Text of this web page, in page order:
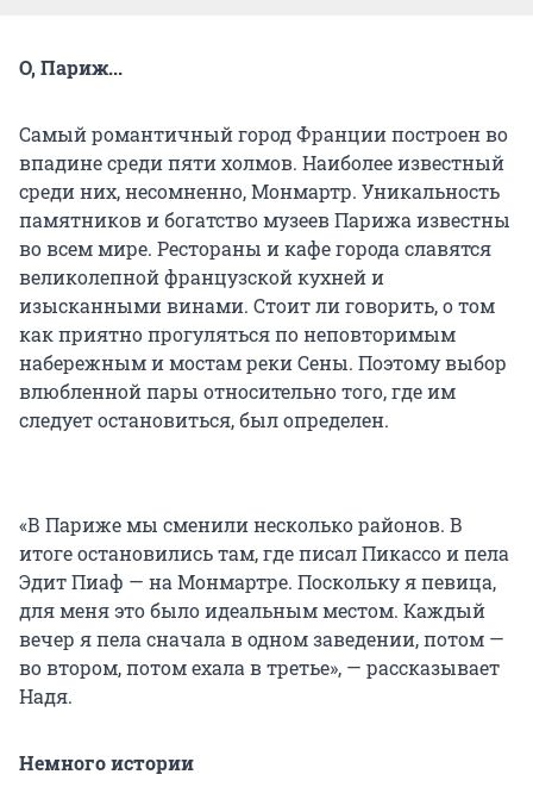
О, Париж...
Самый романтичный город Франции построен во
впадине среди пяти холмов. Наиболее известный
среди них, несомненно, Монмартр. Уникальность
памятников и богатство музеев Парижа известны
во всем мире. Рестораны и кафе города славятся
великолепной французской кухней и
изысканными винами. Стоит ли говорить, о том
как приятно прогуляться по неповторимым
набережным и мостам реки Сены. Поэтому выбор
влюбленной пары относительно того, где им
следует остановиться, был определен.
«В Париже мы сменили несколько районов. В
итоге остановились там, где писал Пикассо и пела
Эдит Пиаф — на Монмартре. Поскольку я певица,
для меня это было идеальным местом. Каждый
вечер я пела сначала в одном заведении, потом —
во втором, потом ехала в третье», — рассказывает
Надя.
Немного истории